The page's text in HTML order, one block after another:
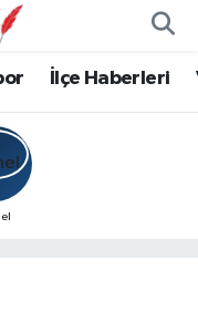
İlçe Haberleri